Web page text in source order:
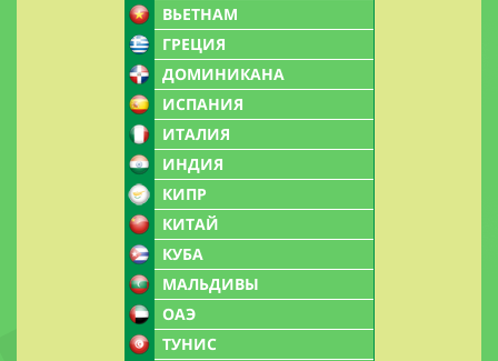
ВЬЕТНАМ
ГРЕЦИЯ
ДОМИНИКАНА
ИСПАНИЯ
ИТАЛИЯ
ИНДИЯ
КИПР
КИТАЙ
КУБА
МАЛЬДИВЫ
ОАЭ
ТУНИС